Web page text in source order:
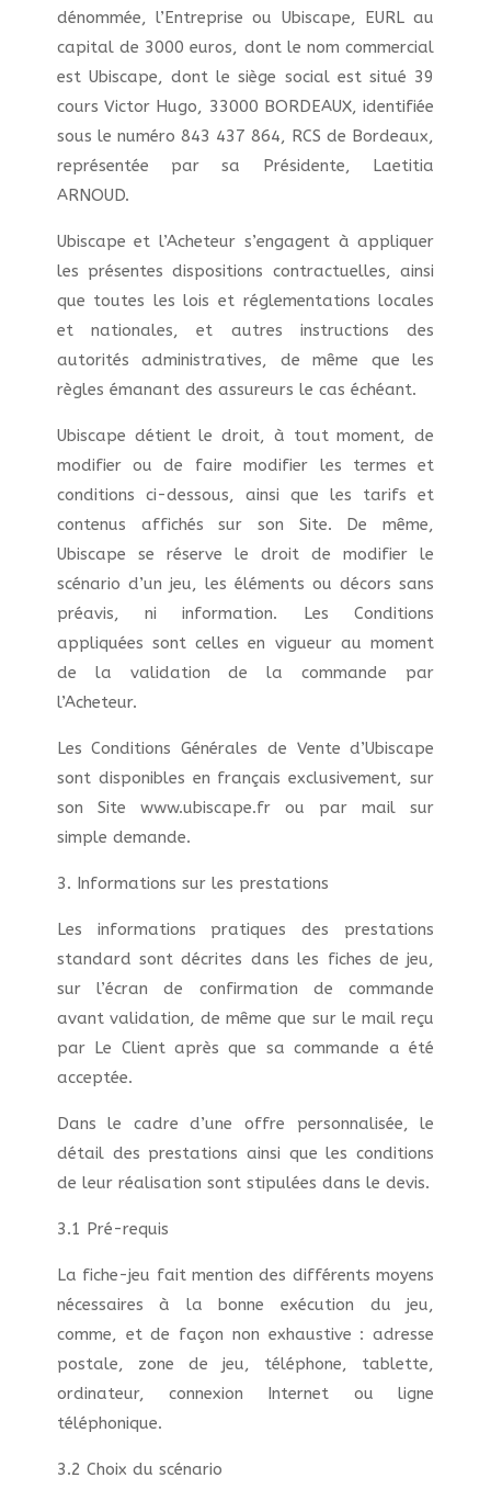
dénommée, l’Entreprise ou Ubiscape, EURL au
capital de 3000 euros, dont le nom commercial
est Ubiscape, dont le siège social est situé 39
cours Victor Hugo, 33000 BORDEAUX, identifiée
sous le numéro 843 437 864, RCS de Bordeaux,
représentée par sa Présidente, Laetitia
ARNOUD.
Ubiscape et l’Acheteur s’engagent à appliquer
les présentes dispositions contractuelles, ainsi
que toutes les lois et réglementations locales
et nationales, et autres instructions des
autorités administratives, de même que les
règles émanant des assureurs le cas échéant.
Ubiscape détient le droit, à tout moment, de
modifier ou de faire modifier les termes et
conditions ci-dessous, ainsi que les tarifs et
contenus affichés sur son Site. De même,
Ubiscape se réserve le droit de modifier le
scénario d’un jeu, les éléments ou décors sans
préavis, ni information. Les Conditions
appliquées sont celles en vigueur au moment
de la validation de la commande par
l’Acheteur.
Les Conditions Générales de Vente d’Ubiscape
sont disponibles en français exclusivement, sur
son Site www.ubiscape.fr ou par mail sur
simple demande.
3. Informations sur les prestations
Les informations pratiques des prestations
standard sont décrites dans les fiches de jeu,
sur l’écran de confirmation de commande
avant validation, de même que sur le mail reçu
par Le Client après que sa commande a été
acceptée.
Dans le cadre d’une offre personnalisée, le
détail des prestations ainsi que les conditions
de leur réalisation sont stipulées dans le devis.
3.1 Pré-requis
La fiche-jeu fait mention des différents moyens
nécessaires à la bonne exécution du jeu,
comme, et de façon non exhaustive : adresse
postale, zone de jeu, téléphone, tablette,
ordinateur, connexion Internet ou ligne
téléphonique.
3.2 Choix du scénario